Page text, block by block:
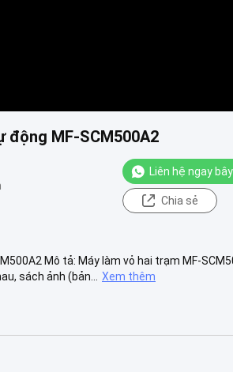
động MF-SCM500A2
Liên hệ ngay
Chia sẻ
Mô tả: Máy làm vỏ hai trạm MF-
sách ảnh (bản...
Xem thêm